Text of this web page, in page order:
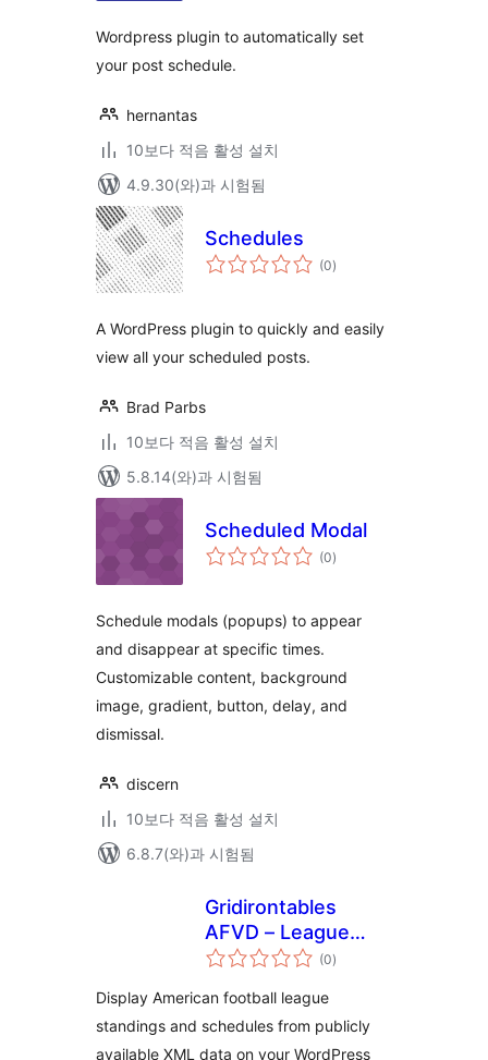
Wordpress plugin to automatically set
your post schedule.
hernantas
10보다 적음 활성 설치
4.9.30(와)과 시험됨
Schedules
(0전
체)
A WordPress plugin to quickly and easily
view all your scheduled posts.
Brad Parbs
10보다 적음 활성 설치
5.8.14(와)과 시험됨
Scheduled Modal
(0전
체)
Schedule modals (popups) to appear
and disappear at specific times.
Customizable content, background
image, gradient, button, delay, and
dismissal.
discern
10보다 적음 활성 설치
6.8.7(와)과 시험됨
Gridirontables
AFVD – League
tables & schedules
AFVD
(0전
체)
Display American football league
standings and schedules from publicly
available XML data on your WordPress